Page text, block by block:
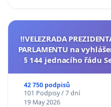
‼️VELEZRADA
PARLAMENTU na
§ 144 jednacího řádu
42 750 podpisů
101 Podpisy / 7 dní
19 May 2026